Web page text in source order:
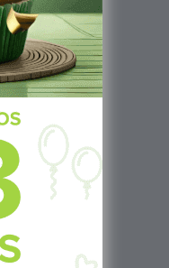
Local 9, San